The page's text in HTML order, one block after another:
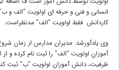
انسانی و فنی و حرفه ای اولویت “الف و
کاردانش فقط اولویت “الف” مدنظراست.
ظرفیت، دانش آموزان اولویت “ب” ثبت